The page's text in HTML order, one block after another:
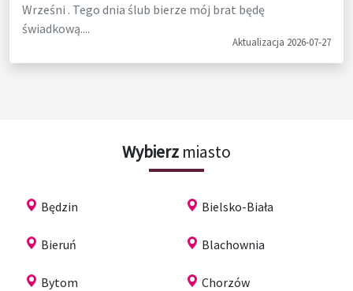
Wrześni . Tego dnia ślub bierze mój brat będę
świadkową....
Aktualizacja 2026-07-27
Wybierz miasto
Będzin Bielsko-Biała
Bieruń Blachownia
Bytom Chorzów